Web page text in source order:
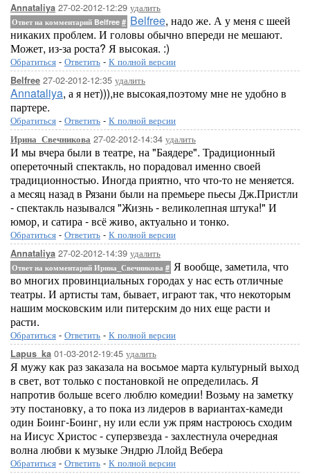
Annataliya 27-02-2012-12:29 удалить
Ответ на комментарий Belfree # Belfree, надо же. А у меня с шеей
никаких проблем. И головы обычно впереди не мешают.
Может, из-за роста? Я высокая. :)
Обратиться - Ответить - К полной версии
Belfree 27-02-2012-12:35 удалить
Annataliya, а я нет))),не высокая,поэтому мне не удобно в
партере.
Обратиться - Ответить - К полной версии
Ирина_Свечникова 27-02-2012-14:34 удалить
И мы вчера были в театре, на "Баядере". Традиционный
опереточный спектакль, но порадовал именно своей
традиционностью. Иногда приятно, что что-то не меняется.
а месяц назад в Рязани были на премьере пьесы Дж.Пристли
- спектакль назывался "Жизнь - великолепная штука!" И
юмор, и сатира - всё живо, актуально и тонко.
Обратиться - Ответить - К полной версии
Annataliya 27-02-2012-14:39 удалить
Ответ на комментарий Ирина_Свечникова # Я вообще, заметила, что
во многих провинциальных городах у нас есть отличные
театры. И артисты там, бывает, играют так, что некоторым
нашим московским или питерским до них еще расти и
расти.
Обратиться - Ответить - К полной версии
Lapus_ka 01-03-2012-19:45 удалить
Я мужу как раз заказала на восьмое марта культурный выход
в свет, вот только с постановкой не определилась. Я
напротив больше всего люблю комедии! Возьму на заметку
эту постановку, а то пока из лидеров в вариантах-камеди
один Боинг-Боинг, ну или если уж прям настроюсь сходим
на Иисус Христос - суперзвезда - захлестнула очередная
волна любви к музыке Эндрю Ллойд Вебера
Обратиться - Ответить - К полной версии